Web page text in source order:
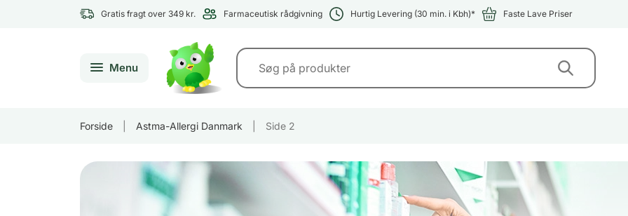
Gratis fragt over 349 kr. Farmaceutisk rådgivning Hurtig Levering (30 min. i Kbh)* Faste Lave Priser
Menu
Forside Astma-Allergi Danmark Side 2